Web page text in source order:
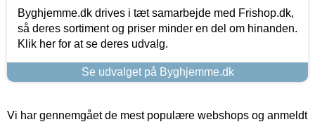
Byghjemme.dk drives i tæt samarbejde med Frishop.dk,
så deres sortiment og priser minder en del om hinanden.
Klik her for at se deres udvalg.
Se udvalget på Byghjemme.dk
Vi har gennemgået de mest populære webshops og anmeldt